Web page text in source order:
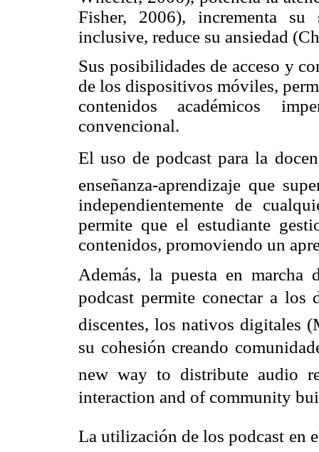
Fisher, 2006), incrementa
inclusive, reduce su ansiedad
Sus posibilidades de acceso y
de los dispositivos móviles,
contenidos académicos
convencional.
El uso de podcast para la
enseñanza-aprendizaje que
independientemente de
permite que el estudiante
contenidos, promoviendo un
Además, la puesta en marcha
podcast permite conectar a
discentes, los nativos digitales
su cohesión creando
new way to distribute audio
interaction and of community
La utilización de los podcast